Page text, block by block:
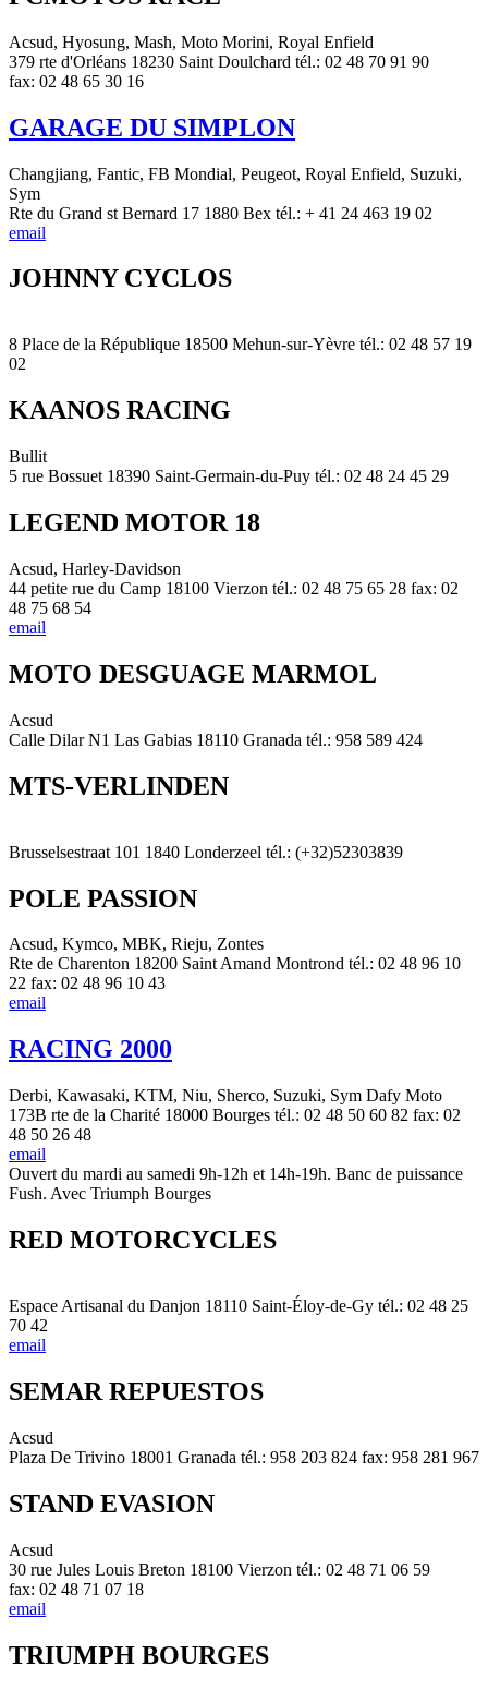
Acsud, Hyosung, Mash, Moto Morini, Royal Enfield
379 rte d'Orléans 18230 Saint Doulchard tél.: 02 48 70 91 90
fax: 02 48 65 30 16
GARAGE DU SIMPLON
Changjiang, Fantic, FB Mondial, Peugeot, Royal Enfield, Suzuki,
Sym
Rte du Grand st Bernard 17 1880 Bex tél.: + 41 24 463 19 02
email
JOHNNY CYCLOS
8 Place de la République 18500 Mehun-sur-Yèvre tél.: 02 48 57 19
02
KAANOS RACING
Bullit
5 rue Bossuet 18390 Saint-Germain-du-Puy tél.: 02 48 24 45 29
LEGEND MOTOR 18
Acsud, Harley-Davidson
44 petite rue du Camp 18100 Vierzon tél.: 02 48 75 65 28 fax: 02
48 75 68 54
email
MOTO DESGUAGE MARMOL
Acsud
Calle Dilar N1 Las Gabias 18110 Granada tél.: 958 589 424
MTS-VERLINDEN
Brusselsestraat 101 1840 Londerzeel tél.: (+32)52303839
POLE PASSION
Acsud, Kymco, MBK, Rieju, Zontes
Rte de Charenton 18200 Saint Amand Montrond tél.: 02 48 96 10
22 fax: 02 48 96 10 43
email
RACING 2000
Derbi, Kawasaki, KTM, Niu, Sherco, Suzuki, Sym Dafy Moto
173B rte de la Charité 18000 Bourges tél.: 02 48 50 60 82 fax: 02
48 50 26 48
email
Ouvert du mardi au samedi 9h-12h et 14h-19h. Banc de puissance
Fush. Avec Triumph Bourges
RED MOTORCYCLES
Espace Artisanal du Danjon 18110 Saint-Éloy-de-Gy tél.: 02 48 25
70 42
email
SEMAR REPUESTOS
Acsud
Plaza De Trivino 18001 Granada tél.: 958 203 824 fax: 958 281 967
STAND EVASION
Acsud
30 rue Jules Louis Breton 18100 Vierzon tél.: 02 48 71 06 59
fax: 02 48 71 07 18
email
TRIUMPH BOURGES